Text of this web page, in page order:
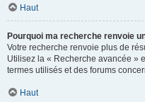
Haut
Pourquoi ma recherche renvoie
Votre recherche renvoie plus de
Utilisez la « Recherche avancée »
termes utilisés et des forums
Haut